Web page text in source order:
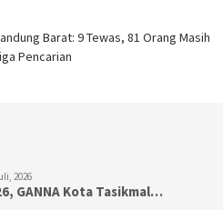
Barat: 9 Tewas, 81 Orang Masih
Pencarian
2026
GANNA Kota Tasikmal…